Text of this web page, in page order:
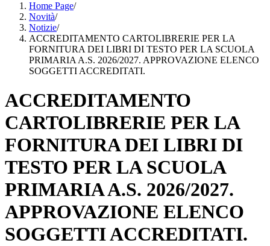
Home Page/
Novità/
Notizie/
ACCREDITAMENTO CARTOLIBRERIE PER LA
FORNITURA DEI LIBRI DI TESTO PER LA SCUOLA
PRIMARIA A.S. 2026/2027. APPROVAZIONE ELENCO
SOGGETTI ACCREDITATI.
ACCREDITAMENTO
CARTOLIBRERIE PER LA
FORNITURA DEI LIBRI DI
TESTO PER LA SCUOLA
PRIMARIA A.S. 2026/2027.
APPROVAZIONE ELENCO
SOGGETTI ACCREDITATI.